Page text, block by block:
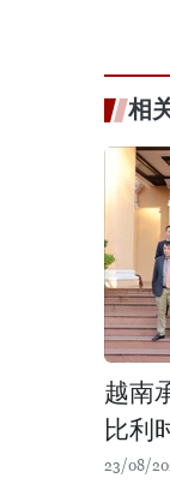
相
越南
比利
23/08/